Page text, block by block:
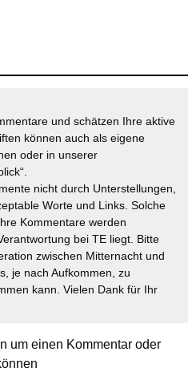
und schätzen Ihre aktive
können auch als eigene
oder in unserer
nicht durch Unterstellungen,
Worte und Links. Solche
Kommentare werden
bei TE liegt. Bitte
zwischen Mitternacht und
je nach Aufkommen, zu
kann. Vielen Dank für Ihr
um einen Kommentar oder